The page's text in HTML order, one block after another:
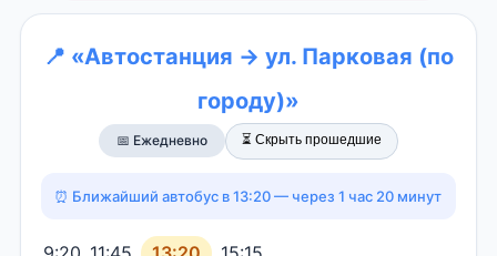
📍 «Автостанция → ул. Парковая (по
городу)»
📅 Ежедневно ⏳ Скрыть прошедшие
⏰ Ближайший автобус в 13:20 — через 1 час 20 минут